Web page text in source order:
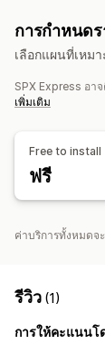
ประวัติการติดต
วันที่จัดส่ง ซิงค์
ซิงค์คำสั่งซื้อ
ก
การกำหนด
เลือกแผนที่เหม
SPX Express อา
เพิ่มเติม
Free to install
ฟรี
ค่าบริการทั้งหมดจะ
รีวิว (1)
การให้คะแนนโ